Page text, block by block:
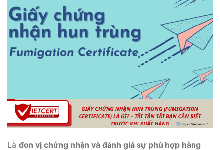
Là đơn vị chứng nhận và đánh giá sự phù hợp hàng